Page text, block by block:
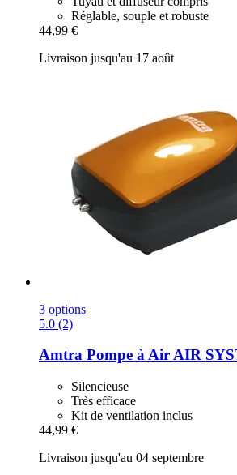
Réglable, souple et robuste
44,99 €
Livraison jusqu'au 17 août
3 options
5.0 (2)
Amtra Pompe à Air AIR
Silencieuse
Très efficace
Kit de ventilation inclus
44,99 €
Livraison jusqu'au 04 septembre